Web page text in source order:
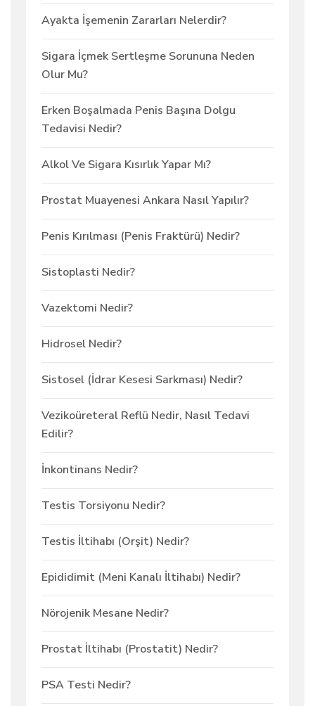
Ayakta İşemenin Zararları Nelerdir?
Sigara İçmek Sertleşme Sorununa Neden
Olur Mu?
Erken Boşalmada Penis Başına Dolgu
Tedavisi Nedir?
Alkol Ve Sigara Kısırlık Yapar Mı?
Prostat Muayenesi Ankara Nasıl Yapılır?
Penis Kırılması (Penis Fraktürü) Nedir?
Sistoplasti Nedir?
Vazektomi Nedir?
Hidrosel Nedir?
Sistosel (İdrar Kesesi Sarkması) Nedir?
Vezikoüreteral Reflü Nedir, Nasıl Tedavi
Edilir?
İnkontinans Nedir?
Testis Torsiyonu Nedir?
Testis İltihabı (Orşit) Nedir?
Epididimit (Meni Kanalı İltihabı) Nedir?
Nörojenik Mesane Nedir?
Prostat İltihabı (Prostatit) Nedir?
PSA Testi Nedir?